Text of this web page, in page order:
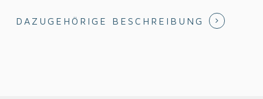
DAZUGEHÖRIGE BESCHREIBUNG